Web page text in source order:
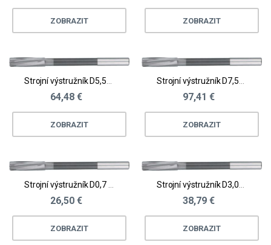
ZOBRAZIT ZOBRAZIT
Strojní výstružník D5,51 - 6,0
64,48 €
ZOBRAZIT
Strojní výstružník D7,51 - 8,0
97,41 €
ZOBRAZIT
Strojní výstružník D0,7 - 1,0
26,50 €
ZOBRAZIT
Strojní výstružník D3,01 - 3,5
38,79 €
ZOBRAZIT